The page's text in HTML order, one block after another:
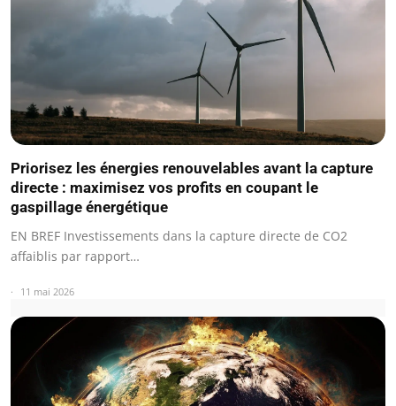
Priorisez les énergies renouvelables avant la capture
directe : maximisez vos profits en coupant le
gaspillage énergétique
EN BREF Investissements dans la capture directe de CO2
affaiblis par rapport…
11 mai 2026